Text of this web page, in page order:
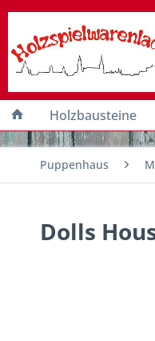
Holzbausteine
Puppenhaus
Dolls